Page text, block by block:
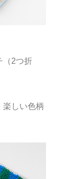
（2つ折
楽しい色柄